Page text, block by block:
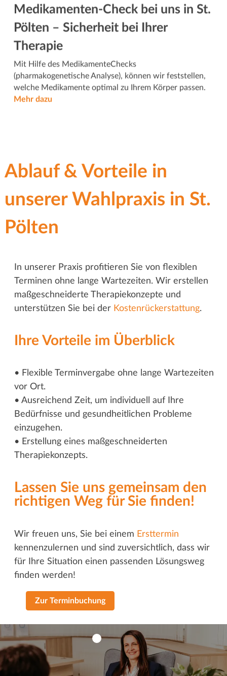
Medikamenten-Check bei uns in St.
Pölten – Sicherheit bei Ihrer
Therapie
Mit Hilfe des MedikamenteChecks
(pharmakogenetische Analyse), können wir feststellen,
welche Medikamente optimal zu Ihrem Körper passen.
Mehr dazu
Ablauf & Vorteile in
unserer Wahlpraxis in St.
Pölten
In unserer Praxis profitieren Sie von flexiblen
Terminen ohne lange Wartezeiten. Wir erstellen
maßgeschneiderte Therapiekonzepte und
unterstützen Sie bei der Kostenrückerstattung.
Ihre Vorteile im Überblick
• Flexible Terminvergabe ohne lange Wartezeiten
vor Ort.
• Ausreichend Zeit, um individuell auf Ihre
Bedürfnisse und gesundheitlichen Probleme
einzugehen.
• Erstellung eines maßgeschneiderten
Therapiekonzepts.
Lassen Sie uns gemeinsam den
richtigen Weg für Sie finden!
Wir freuen uns, Sie bei einem Ersttermin
kennenzulernen und sind zuversichtlich, dass wir
für Ihre Situation einen passenden Lösungsweg
finden werden!
Zur Terminbuchung